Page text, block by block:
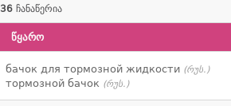
36 ჩანაწერია
წყარო
бачок для тормозной жидкости (რუს.)
тормозной бачок (რუს.)